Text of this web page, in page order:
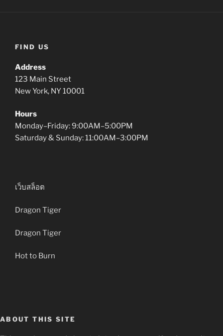
FIND US
Address
123 Main Street
New York, NY 10001
Hours
Monday–Friday: 9:00AM–5:00PM
Saturday & Sunday: 11:00AM–3:00PM
เว็บสล็อต
Dragon Tiger
Dragon Tiger
Hot to Burn
ABOUT THIS SITE